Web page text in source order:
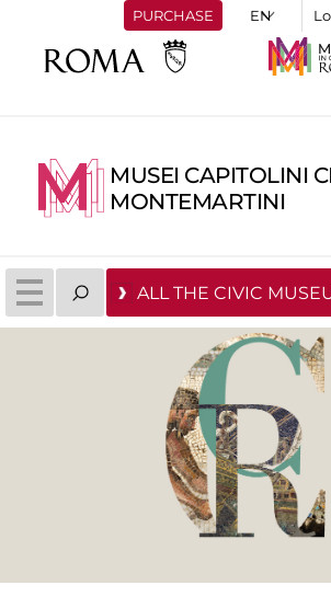
PURCHASE
MUSEI CAPITOLINI
MONTEMARTINI
ALL THE CIVIC